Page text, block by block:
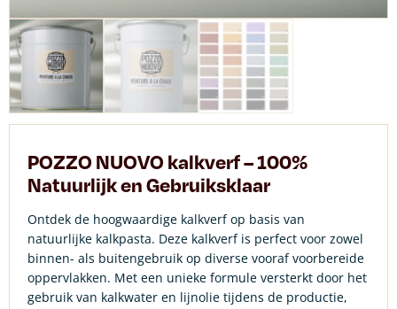
POZZO NUOVO kalkverf – 100%
Natuurlijk en Gebruiksklaar
Ontdek de hoogwaardige kalkverf op basis van
natuurlijke kalkpasta. Deze kalkverf is perfect voor zowel
binnen- als buitengebruik op diverse vooraf voorbereide
oppervlakken. Met een unieke formule versterkt door het
gebruik van kalkwater en lijnolie tijdens de productie,